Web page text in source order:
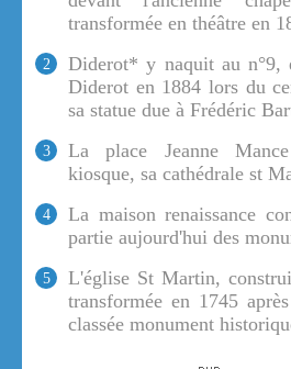
transformée en théâtre en
2
Diderot* y naquit au n°9,
Diderot en 1884 lors du
sa statue due à Frédéric
3
La place Jeanne
kiosque, sa cathédrale st
4
La maison renaissance
partie aujourd'hui des
5
L'église St Martin,
transformée en 1745
classée monument